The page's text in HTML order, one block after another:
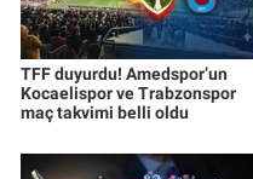
TFF duyurdu! Amedspor’un
Kocaelispor ve Trabzonspor
maç takvimi belli oldu